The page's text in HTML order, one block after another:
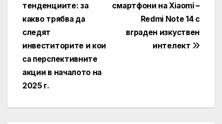
смартфони на Xiaomi –
Redmi Note 14 с
вграден изкуствен
интелект
тенденциите: за
какво трябва да
следят
инвеститорите и кои
са перспективните
акции в началото на
2025 г.